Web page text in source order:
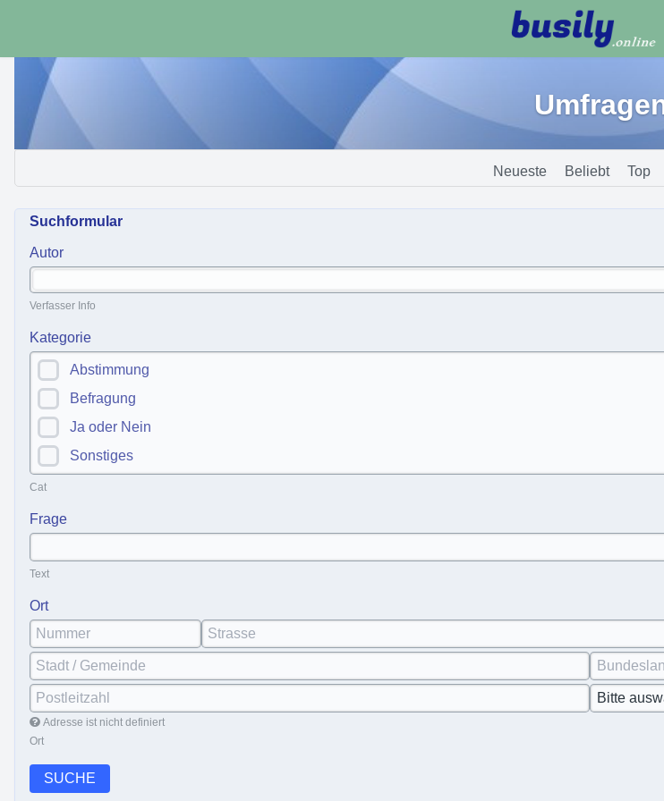
Neueste Beliebt Top
Suchformular
Autor
Verfasser Info
Kategorie
Abstimmung
Befragung
Ja oder Nein
Sonstiges
Cat
Frage
Text
Ort
Adresse ist nicht definiert
Ort
SUCHE